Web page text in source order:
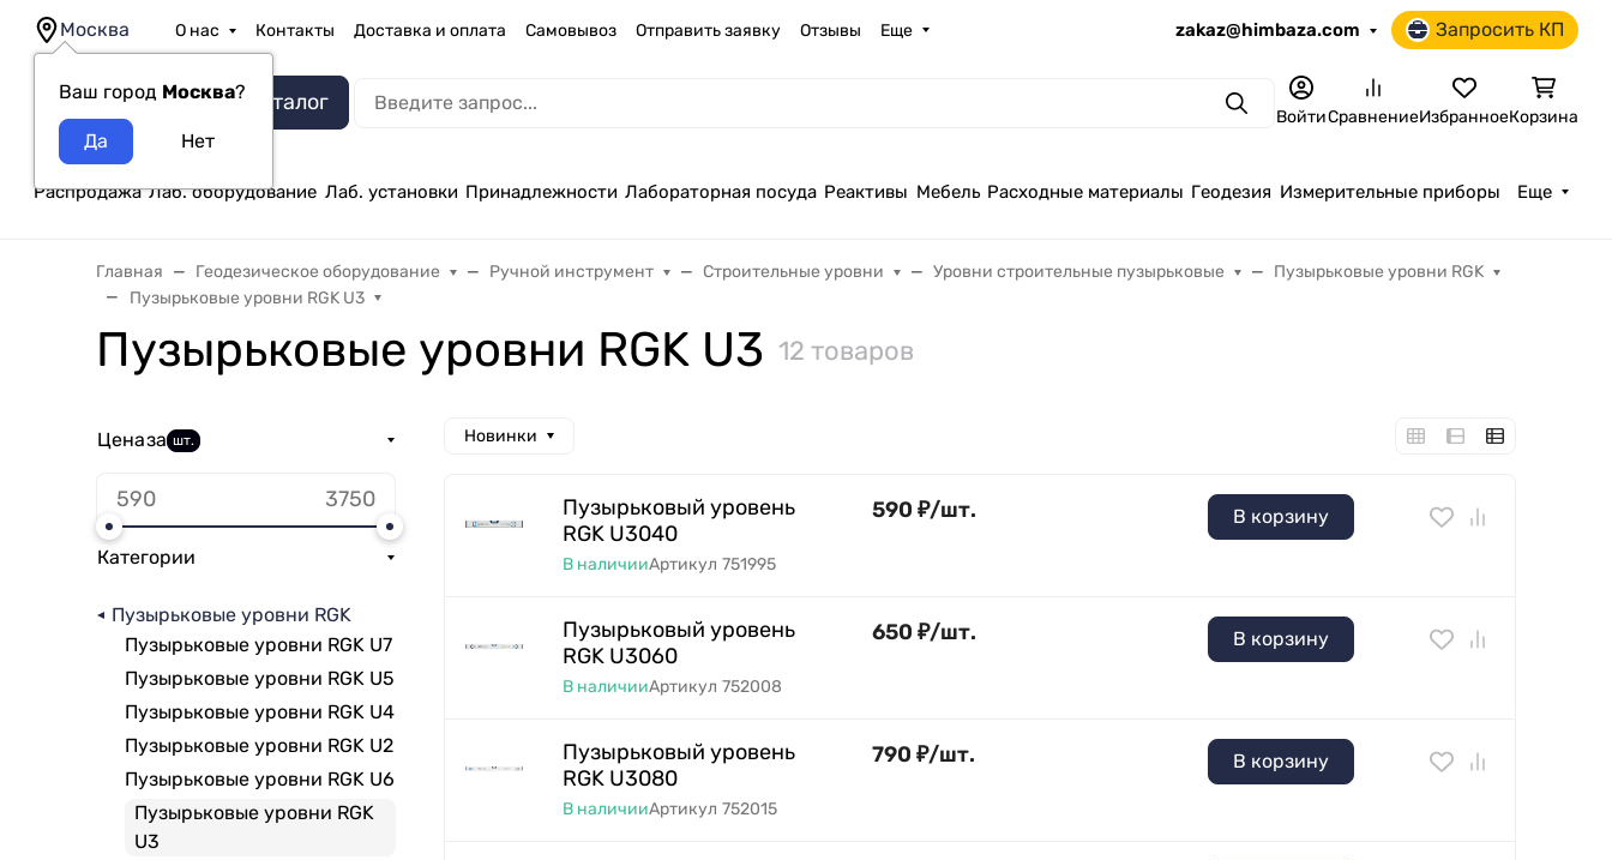
Москва
Ваш город Москва?
О нас Контакты Доставка и оплата Самовывоз Отправить заявку Отзывы Еще zakaz@himbaza.com Запросить КП
Каталог ПоискВойтиСравнениеИзбранноеКорзина
Распродажа Лаб. оборудование Лаб. установки Принадлежности Лабораторная посуда Реактивы Мебель Расходные материалы Геодезия Измерительные приборы Еще
Главная Геодезическое оборудование Ручной инструмент Строительные уровни Уровни строительные пузырьковые
Пузырьковые уровни RGK
Пузырьковые уровни RGK U3
Пузырьковые уровни RGK U3 12 товаров
Ценаза шт.
Категории
Пузырьковые уровни RGK
Пузырьковые уровни RGK U7
Пузырьковые уровни RGK U5
Пузырьковые уровни RGK U4
Пузырьковые уровни RGK U2
Пузырьковые уровни RGK U6
Пузырьковые уровни RGK
U3
Новинки
Пузырьковый уровень
RGK U3040
В наличииАртикул 751995
590 ₽/шт. В корзину
Пузырьковый уровень
RGK U3060
В наличииАртикул 752008
650 ₽/шт. В корзину
Пузырьковый уровень
RGK U3080
В наличииАртикул 752015
790 ₽/шт. В корзину